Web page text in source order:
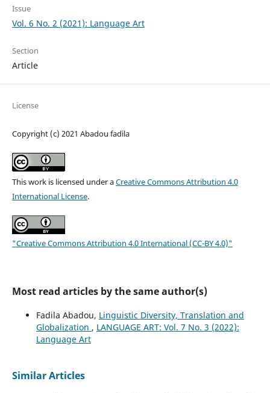
Issue
Vol. 6 No. 2 (2021): Language Art
Section
Article
License
Copyright (c) 2021 Abadou fadila
This work is licensed under aCreative Commons Attribution 4.0
International License.
"Creative Commons Attribution 4.0 International (CC-BY 4.0)"
Most read articles by the same author(s)
Fadila Abadou, Linguistic Diversity, Translation and
Globalization , LANGUAGE ART: Vol. 7 No. 3 (2022):
Language Art
Similar Articles